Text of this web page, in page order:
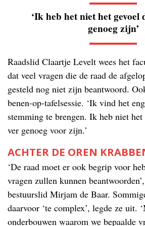
‘Ik heb het niet het gevoel
genoeg zijn’
Raadslid Claartje Levelt wees het
dat veel vragen die de raad de
gesteld nog niet zijn beantwoord.
benen-op-tafelsessie. ‘Ik vind het
stemming te brengen. Ik heb niet
ver genoeg voor zijn.’
ACHTER DE OREN
‘De raad moet er ook begrip voor
vragen zullen kunnen
bestuurslid Mirjam de Baar.
daarvoor ‘te complex’, legde ze uit.
onderbouwen waarom we bepaalde